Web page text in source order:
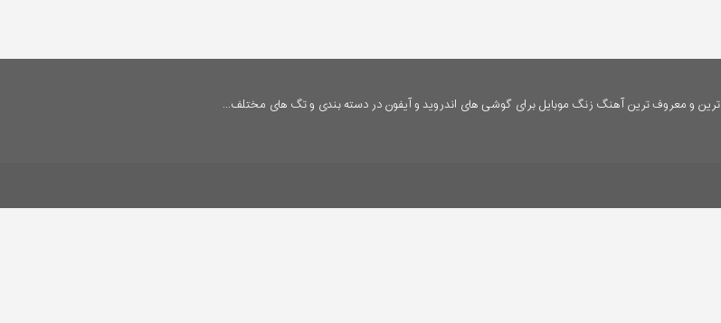
ترین و معروف ترین آهنگ زنگ موبایل برای گوشی های اندروید و آیفون در دسته بندی و تگ های مختلف...